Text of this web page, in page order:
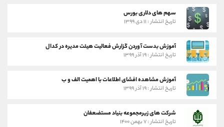
سهم های دلاری بورس
تاریخ انتشار : ۱۱ دی ۱۳۹۹
آموزش بدست آوردن گزارش فعالیت هیئت مدیره در کدال
تاریخ انتشار : ۱۹ آذر ۱۳۹۹
آموزش مشاهده افشای اطلاعات با اهمیت الف و ب
تاریخ انتشار : ۱۹ آذر ۱۳۹۹
شرکت های زیرمجموعه بنیاد مستضعفان
تاریخ انتشار : ۷ بهمن ۱۴۰۰